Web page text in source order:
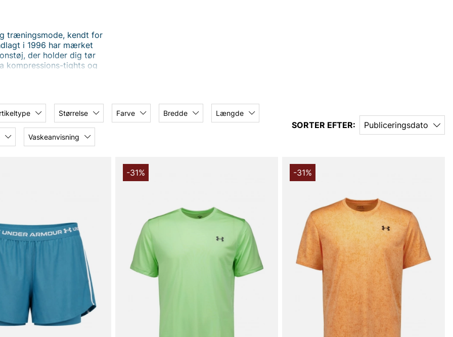
træningsmode, kendt for
i 1996 har mærket
der holder dig tør
kompressions-tights og
din præstation uanset
niveau, hjælper Under
Størrelse Farve Bredde Længde
Vaskeanvisning
SORTER EFTER: Publiceringsdato
-31% -31%